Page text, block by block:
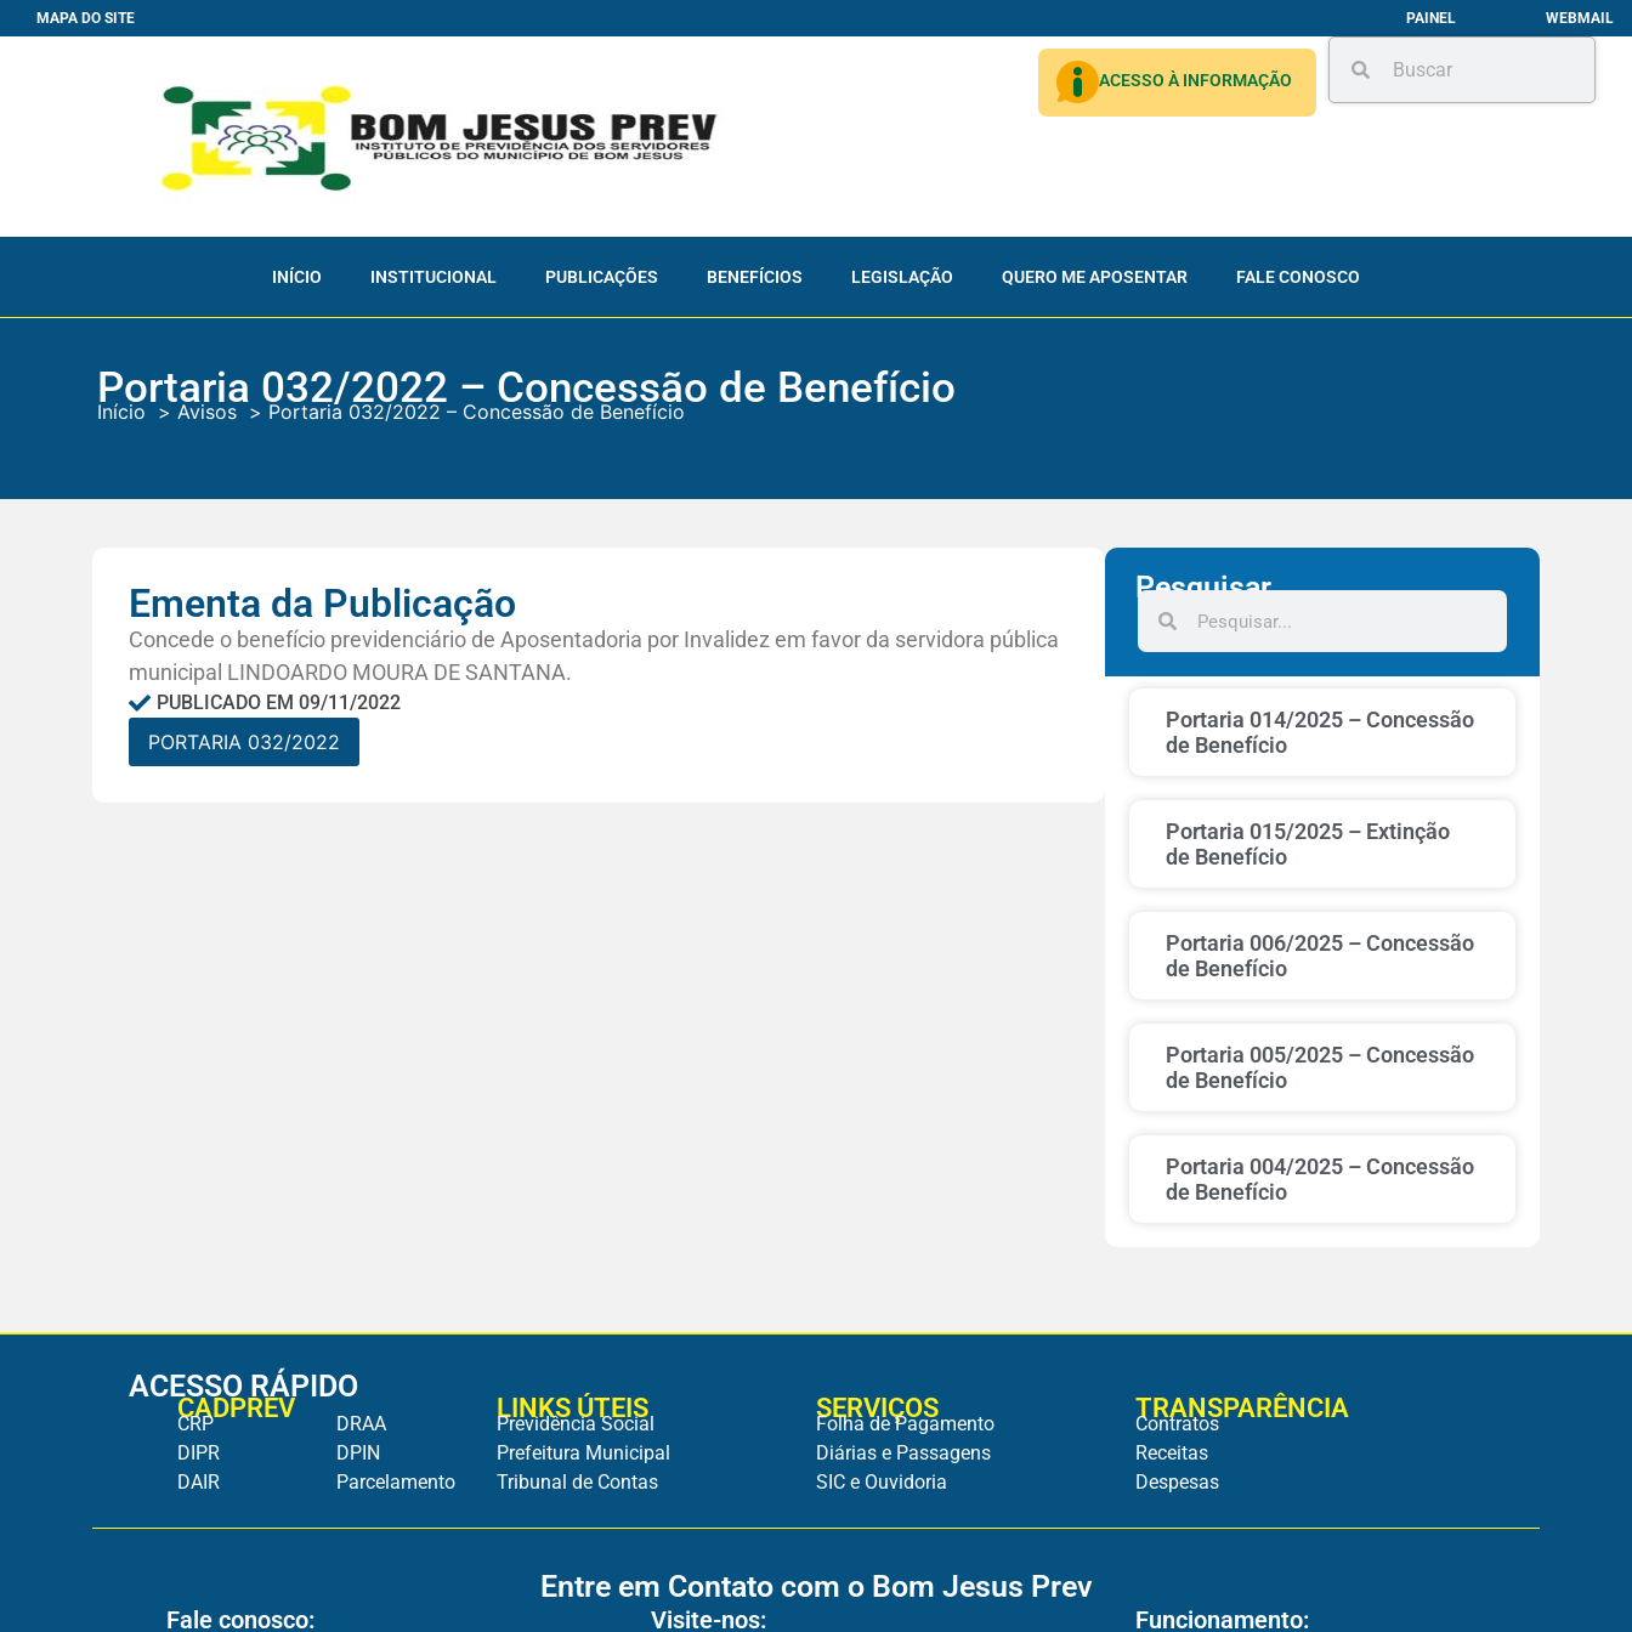
MAPA DO SITE PAINEL WEBMAIL
ACESSO À INFORMAÇÃO
INÍCIO INSTITUCIONAL PUBLICAÇÕES BENEFÍCIOS LEGISLAÇÃO QUERO ME APOSENTAR FALE CONOSCO
Portaria 032/2022 – Concessão de Benefício
Início Avisos Portaria 032/2022 – Concessão de Benefício
Ementa da Publicação
Concede o benefício previdenciário de Aposentadoria por Invalidez em favor da servidora pública
municipal LINDOARDO MOURA DE SANTANA.
PUBLICADO EM09/11/2022
PORTARIA 032/2022
Pesquisar
Portaria 014/2025 – Concessão
de Benefício
Portaria 015/2025 – Extinção
de Benefício
Portaria 006/2025 – Concessão
de Benefício
Portaria 005/2025 – Concessão
de Benefício
Portaria 004/2025 – Concessão
de Benefício
ACESSO RÁPIDO
CADPREV
CRP
DIPR
DAIR
DRAA
DPIN
Parcelamento
LINKS ÚTEIS
Previdência Social
Prefeitura Municipal
Tribunal de Contas
SERVIÇOS
Folha de Pagamento
Diárias e Passagens
SIC e Ouvidoria
TRANSPARÊNCIA
Contratos
Receitas
Despesas
Entre em Contato com o Bom Jesus Prev
Fale conosco: Visite-nos: Funcionamento: